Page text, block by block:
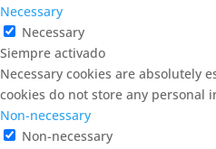
Necessary
Necessary
Siempre activado
Necessary cookies are absolutely
cookies do not store any personal
Non-necessary
Non-necessary